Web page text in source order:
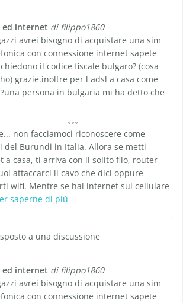
ed internet di filippo1860
avrei bisogno di acquistare una sim
con connessione internet sapete
il codice fiscale bulgaro? (cosa
grazie.inoltre per l adsl a casa come
persona in bulgaria mi ha detto che
non facciamoci riconoscere come
del Burundi in Italia. Allora se metti
a casa, ti arriva con il solito filo, router
attaccarci il cavo che dici oppure
wifi. Mentre se hai internet sul cellulare
saperne di più
a una discussione
ed internet di filippo1860
avrei bisogno di acquistare una sim
con connessione internet sapete